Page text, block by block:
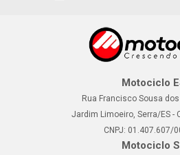
Motociclo
Rua Francisco Sousa
Jardim Limoeiro, Serra/ES -
CNPJ: 01.407.607/
Motociclo